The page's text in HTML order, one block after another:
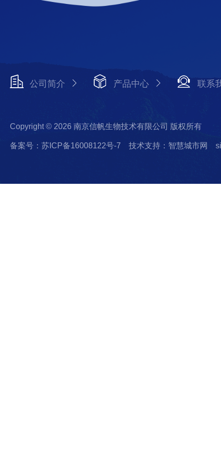
公司简介 产品中心 联系
Copyright © 2026 南京信帆生物技术有限公司 版权所有
备案号：苏ICP备16008122号-7 技术支持：智慧城市网